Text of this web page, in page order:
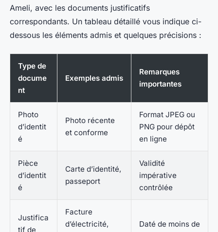
Ameli, avec les documents justificatifs
correspondants. Un tableau détaillé vous indique ci-
dessous les éléments admis et quelques précisions :
Type de
docume
nt
Exemples admis
Remarques
importantes
Photo
d’identit
é
Photo récente
et conforme
Format JPEG ou
PNG pour dépôt
en ligne
Pièce
d’identit
é
Carte d’identité,
passeport
Validité
impérative
contrôlée
Justifica
tif de
Facture
d’électricité,
Daté de moins de